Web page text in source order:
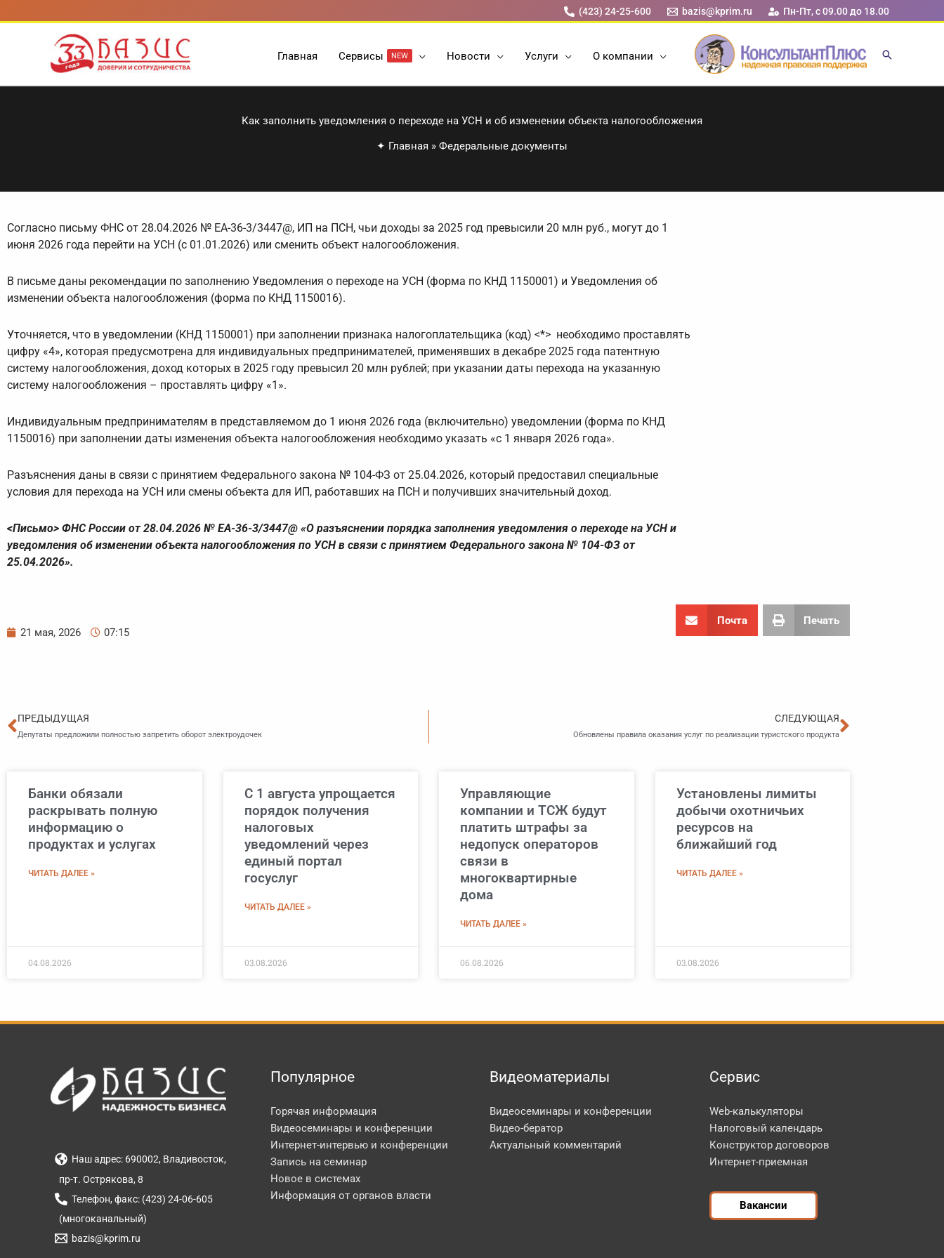
к
содержимому
(423) 24-25-600 bazis@kprim.ru Пн-Пт, с 09.00 до 18.00
Главная Cервисы NEW Новости Услуги О компании
Как заполнить уведомления о переходе на УСН и об изменении объекта налогообложения
✦ Главная » Федеральные документы
Согласно письму ФНС от 28.04.2026 № ЕА-36-3/3447@, ИП на ПСН, чьи доходы за 2025 год превысили 20 млн руб., могут до 1
июня 2026 года перейти на УСН (с 01.01.2026) или сменить объект налогообложения.
В письме даны рекомендации по заполнению Уведомления о переходе на УСН (форма по КНД 1150001) и Уведомления об
изменении объекта налогообложения (форма по КНД 1150016).
Уточняется, что в уведомлении (КНД 1150001) при заполнении признака налогоплательщика (код) <*> необходимо проставлять
цифру «4», которая предусмотрена для индивидуальных предпринимателей, применявших в декабре 2025 года патентную
систему налогообложения, доход которых в 2025 году превысил 20 млн рублей; при указании даты перехода на указанную
систему налогообложения – проставлять цифру «1».
Индивидуальным предпринимателям в представляемом до 1 июня 2026 года (включительно) уведомлении (форма по КНД
1150016) при заполнении даты изменения объекта налогообложения необходимо указать «с 1 января 2026 года».
Разъяснения даны в связи с принятием Федерального закона № 104-ФЗ от 25.04.2026, который предоставил специальные
условия для перехода на УСН или смены объекта для ИП, работавших на ПСН и получивших значительный доход.
<Письмо> ФНС России от 28.04.2026 № ЕА-36-3/3447@ «О разъяснении порядка заполнения уведомления о переходе на УСН и
уведомления об изменении объекта налогообложения по УСН в связи с принятием Федерального закона № 104-ФЗ от
25.04.2026».
21 мая, 2026 07:15
Почта Печать
Пред
ПРЕДЫДУЩАЯ
Депутаты предложили полностью запретить оборот электроудочек
СЛЕДУЮЩАЯ
Обновлены правила оказания услуг по реализации туристского продукта
Банки обязали
раскрывать полную
информацию о
продуктах и услугах
ЧИТАТЬ ДАЛЕЕ »
04.08.2026
С 1 августа упрощается
порядок получения
налоговых
уведомлений через
единый портал
госуслуг
ЧИТАТЬ ДАЛЕЕ »
03.08.2026
Управляющие
компании и ТСЖ будут
платить штрафы за
недопуск операторов
связи в
многоквартирные
дома
ЧИТАТЬ ДАЛЕЕ »
06.08.2026
Установлены лимиты
добычи охотничьих
ресурсов на
ближайший год
ЧИТАТЬ ДАЛЕЕ »
03.08.2026
Наш адрес: 690002, Владивосток,
пр-т. Острякова, 8
Телефон, факс: (423) 24-06-605
(многоканальный)
bazis@kprim.ru
Популярное
Горячая информация
Видеосеминары и конференции
Интернет-интервью и конференции
Запись на семинар
Новое в системах
Информация от органов власти
Видеоматериалы
Видеосеминары и конференции
Видео-бератор
Актуальный комментарий
Сервис
Web-калькуляторы
Налоговый календарь
Конструктор договоров
Интернет-приемная
Вакансии